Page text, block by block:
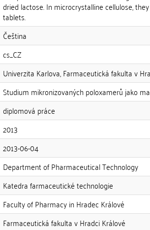
dried lactose. In microcrystalline cellulose,
tablets.
Čeština
cs_CZ
Univerzita Karlova, Farmaceutická fakulta v
Studium mikronizovaných poloxamerů jako
diplomová práce
2013
2013-06-04
Department of Pharmaceutical Technology
Katedra farmaceutické technologie
Faculty of Pharmacy in Hradec Králové
Farmaceutická fakulta v Hradci Králové